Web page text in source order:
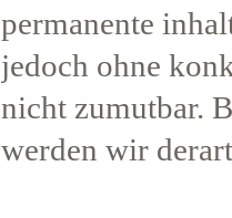
permanente
jedoch ohne
nicht zumutbar.
werden wir